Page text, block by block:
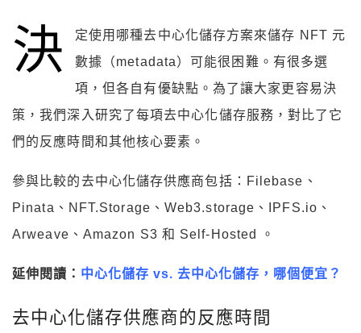
決
定使用哪種去中心化儲存方案來儲存 NFT 元
數據（metadata）可能很困難。有很多選
項，但各自有優缺點。為了讓大家更容易決
策，我們深入研究了每項去中心化儲存服務，對比了它
們的反應時間和其他核心要素。
參與比較的去中心化儲存供應商包括：Filebase、
Pinata、NFT.Storage、Web3.storage、IPFS.io、
Arweave、Amazon S3 和 Self-Hosted 。
延伸閱讀： 中心化儲存 vs. 去中心化儲存，哪個便宜？
去中心化儲存供應商的反應時間